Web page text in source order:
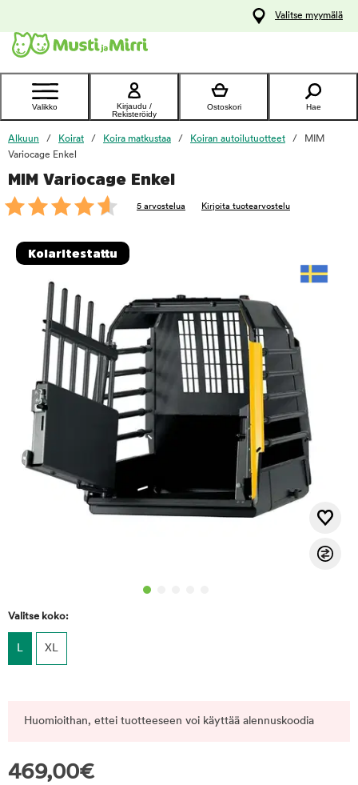
Ota yhteyttä
asiakaspalveluun
Valitse myymälä
Valikko
Kirjaudu /
Rekisteröidy
Ostoskori Hae
Alkuun Koirat Koira matkustaa Koiran autoilutuotteet
MIM
Variocage Enkel
MIM Variocage Enkel
5 arvostelua Kirjoita tuotearvostelu
Kolaritestattu
Valitse koko:
L XL
Huomioithan, ettei tuotteeseen voi käyttää alennuskoodia
469,00€
foo